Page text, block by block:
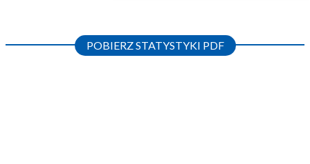
POBIERZ STATYSTYKI PDF